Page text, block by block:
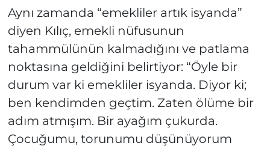
Aynı zamanda “emekliler artık isyanda”
diyen Kılıç, emekli nüfusunun
tahammülünün kalmadığını ve patlama
noktasına geldiğini belirtiyor: “Öyle bir
durum var ki emekliler isyanda. Diyor ki;
ben kendimden geçtim. Zaten ölüme bir
adım atmışım. Bir ayağım çukurda.
Çocuğumu, torunumu düşünüyorum